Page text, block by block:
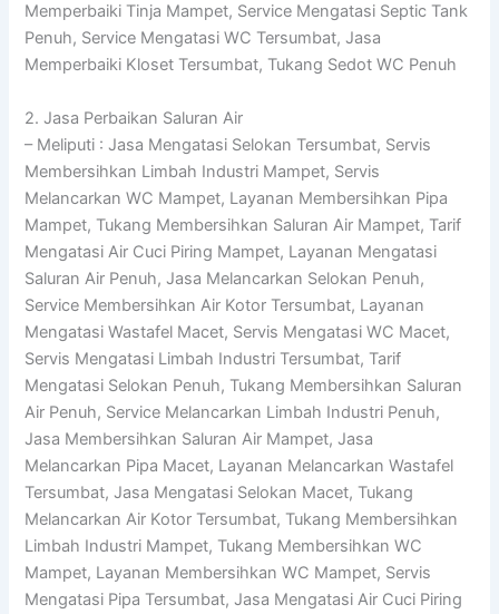
Memperbaiki Tinja Mampet, Service Mengatasi Septic Tank
Penuh, Service Mengatasi WC Tersumbat, Jasa
Memperbaiki Kloset Tersumbat, Tukang Sedot WC Penuh
2. Jasa Perbaikan Saluran Air
– Meliputi : Jasa Mengatasi Selokan Tersumbat, Servis
Membersihkan Limbah Industri Mampet, Servis
Melancarkan WC Mampet, Layanan Membersihkan Pipa
Mampet, Tukang Membersihkan Saluran Air Mampet, Tarif
Mengatasi Air Cuci Piring Mampet, Layanan Mengatasi
Saluran Air Penuh, Jasa Melancarkan Selokan Penuh,
Service Membersihkan Air Kotor Tersumbat, Layanan
Mengatasi Wastafel Macet, Servis Mengatasi WC Macet,
Servis Mengatasi Limbah Industri Tersumbat, Tarif
Mengatasi Selokan Penuh, Tukang Membersihkan Saluran
Air Penuh, Service Melancarkan Limbah Industri Penuh,
Jasa Membersihkan Saluran Air Mampet, Jasa
Melancarkan Pipa Macet, Layanan Melancarkan Wastafel
Tersumbat, Jasa Mengatasi Selokan Macet, Tukang
Melancarkan Air Kotor Tersumbat, Tukang Membersihkan
Limbah Industri Mampet, Tukang Membersihkan WC
Mampet, Layanan Membersihkan WC Mampet, Servis
Mengatasi Pipa Tersumbat, Jasa Mengatasi Air Cuci Piring